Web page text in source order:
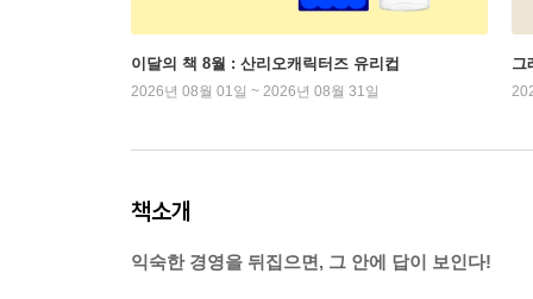
이달의 책 8월 : 산리오캐릭터즈 유리컵
2026년 08월 01일 ~ 2026년 08월 31일
그
책소개
익숙한 경영을 뒤집으면, 그 안에 답이 보인다!